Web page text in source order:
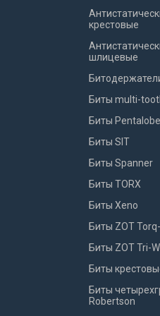
крестовые
шлицевые
Биты multi-
Биты Pentalobe
Биты SIT
Биты Spanner
Биты TORX
Биты Xeno
Биты ZOT
Биты ZOT Tri-
Биты
Биты
Robertson